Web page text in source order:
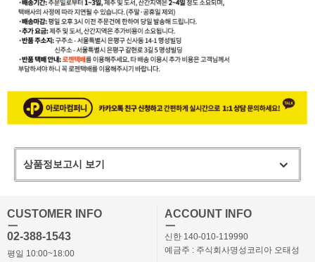
상품정보고시 보기
CUSTOMER INFO
ㅡ
02-388-1543
평일 10:00~18:00
ACCOUNT INFO
ㅡ
신한 140-010-119990
예금주 : 주식회사명성코리아 오태성